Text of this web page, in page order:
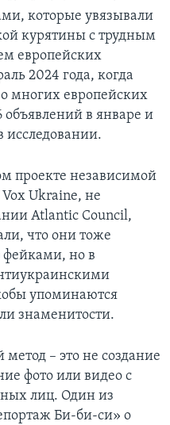
которые увязывали
курятины с трудным
европейских
2024 года, когда
многих европейских
в январе и
исследовании.
проекте независимой
Ukraine, не
Atlantic Council,
что они тоже
фейками, но в
упоминаются
знаменитости.
– это не создание
фото или видео с
лиц. Один из
Би-би-си» о